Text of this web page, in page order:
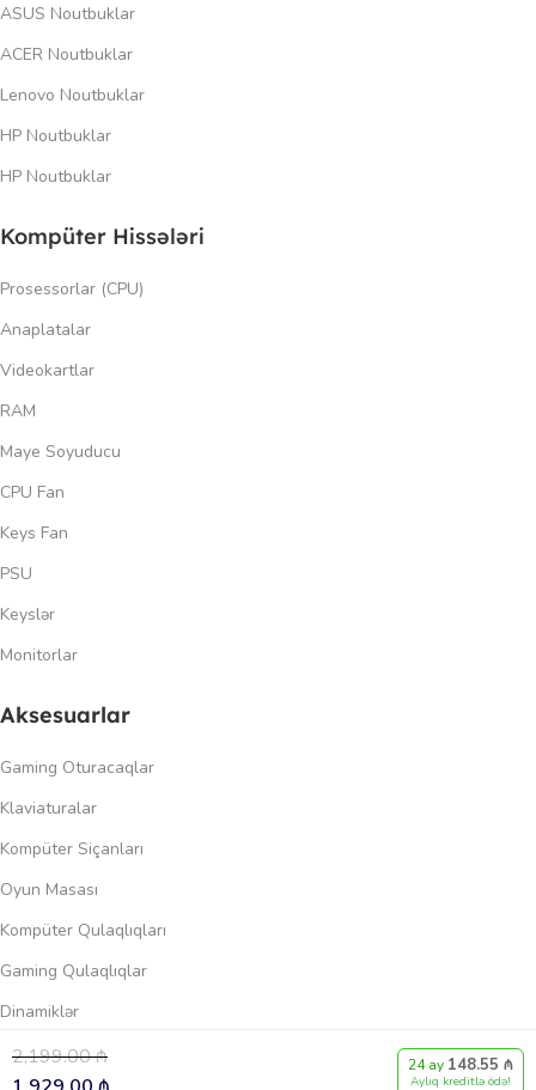
ASUS Noutbuklar
ACER Noutbuklar
Lenovo Noutbuklar
HP Noutbuklar
HP Noutbuklar
Kompüter Hissələri
Prosessorlar (CPU)
Anaplatalar
Videokartlar
RAM
Maye Soyuducu
CPU Fan
Keys Fan
PSU
Keyslər
Monitorlar
Aksesuarlar
Gaming Oturacaqlar
Klaviaturalar
Kompüter Siçanları
Oyun Masası
Kompüter Qulaqlıqları
Gaming Qulaqlıqlar
Dinamiklər
Keçidlər 0
2,199.00₼
24 ay 148.55 ₼
Aylıq kreditlə ödə!